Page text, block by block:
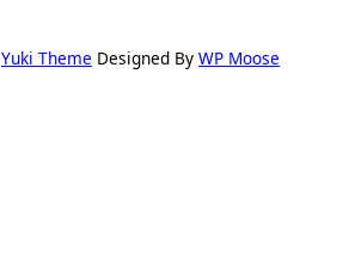
Yuki Theme Designed By WP Moose